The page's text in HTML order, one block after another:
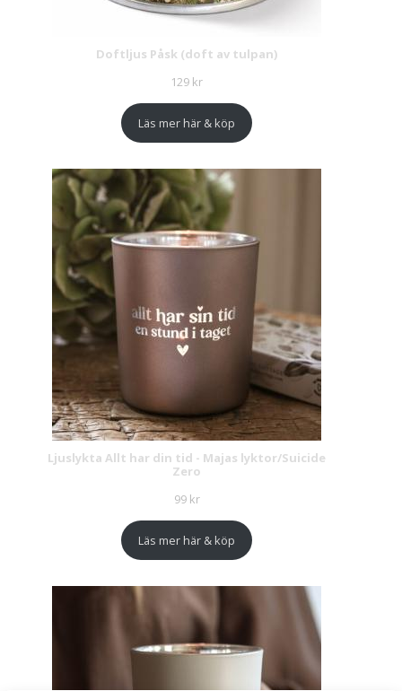
Doftljus Påsk (doft av tulpan)
129 kr
Läs mer här & köp
Ljuslykta Allt har din tid - Majas lyktor/Suicide
Zero
99 kr
Läs mer här & köp